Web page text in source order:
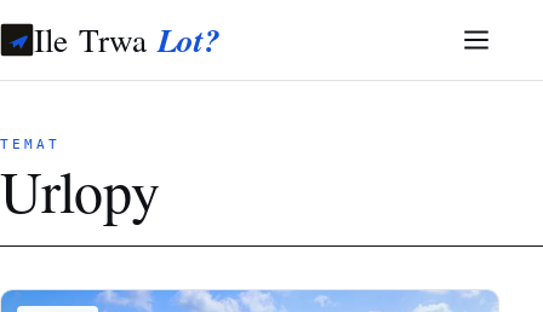
Ile TrwaLot?
TEMAT
Urlopy